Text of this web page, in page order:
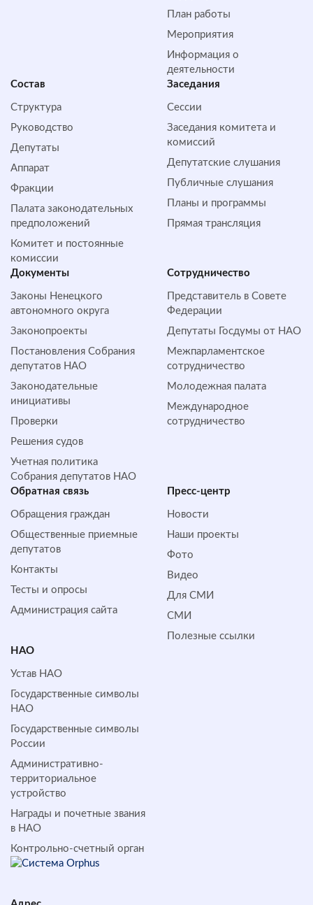
План работы
Мероприятия
Информация о
деятельности
Состав
Структура
Руководство
Депутаты
Аппарат
Фракции
Палата законодательных
предположений
Комитет и постоянные
комиссии
Заседания
Сессии
Заседания комитета и
комиссий
Депутатские слушания
Публичные слушания
Планы и программы
Прямая трансляция
Документы
Законы Ненецкого
автономного округа
Законопроекты
Постановления Собрания
депутатов НАО
Законодательные
инициативы
Проверки
Решения судов
Учетная политика
Собрания депутатов НАО
Сотрудничество
Представитель в Совете
Федерации
Депутаты Госдумы от НАО
Межпарламентское
сотрудничество
Молодежная палата
Международное
сотрудничество
Обратная cвязь
Обращения граждан
Общественные приемные
депутатов
Контакты
Тесты и опросы
Администрация сайта
Пресс-центр
Новости
Наши проекты
Фото
Видео
Для СМИ
СМИ
Полезные ссылки
НАО
Устав НАО
Государственные символы
НАО
Государственные символы
России
Административно-
территориальное
устройство
Награды и почетные звания
в НАО
Контрольно-счетный орган